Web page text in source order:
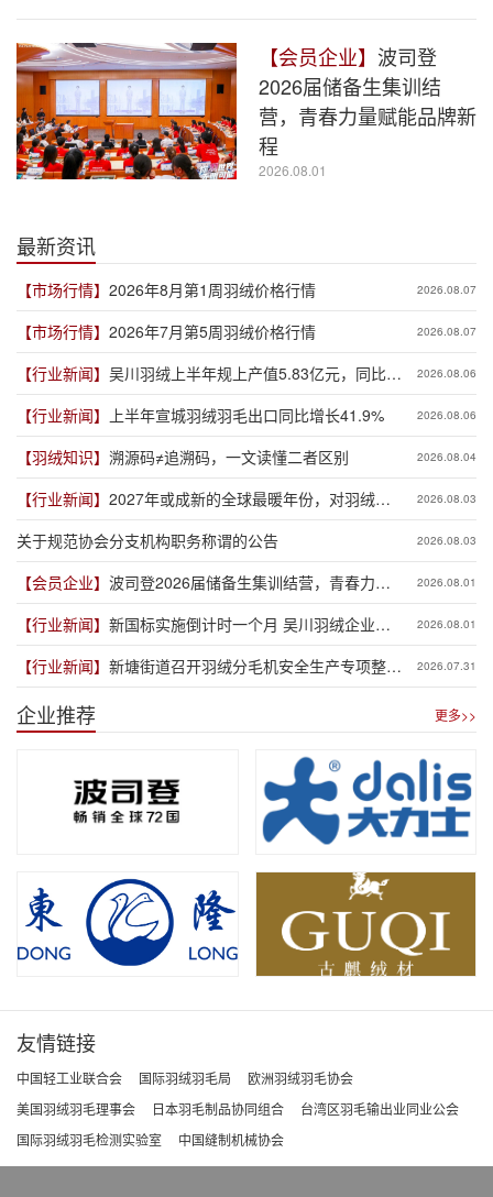
【会员企业】 波司登
2026届储备生集训结
营，青春力量赋能品牌新
程
2026.08.01
最新资讯
【市场行情】 2026年8月第1周羽绒价格行情 2026.08.07
【市场行情】 2026年7月第5周羽绒价格行情 2026.08.07
【行业新闻】 吴川羽绒上半年规上产值5.83亿元，同比增
长19.3%
2026.08.06
【行业新闻】 上半年宣城羽绒羽毛出口同比增长41.9% 2026.08.06
【羽绒知识】 溯源码≠追溯码，一文读懂二者区别 2026.08.04
【行业新闻】 2027年或成新的全球最暖年份，对羽绒产
业有何影响？
2026.08.03
关于规范协会分支机构职务称谓的公告 2026.08.03
【会员企业】 波司登2026届储备生集训结营，青春力量
赋能品牌新程
2026.08.01
【行业新闻】 新国标实施倒计时一个月 吴川羽绒企业集
体“抢跑”新规
2026.08.01
【行业新闻】 新塘街道召开羽绒分毛机安全生产专项整治
推进会
2026.07.31
企业推荐 更多>>
友情链接
中国轻工业联合会 国际羽绒羽毛局
欧洲羽绒羽毛协会
美国羽绒羽毛理事会
日本羽毛制品协同组合
台湾区羽毛输出业同业公会
国际羽绒羽毛检测实验室
中国缝制机械协会